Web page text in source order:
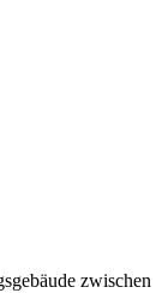
zwischen